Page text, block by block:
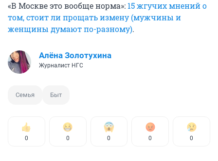
«В Москве это вообще норма»: 15 жгучих мнений о
том, стоит ли прощать измену (мужчины и
женщины думают по-разному).
Алёна Золотухина
Журналист НГС
Семья Быт
0 0 0 0 0